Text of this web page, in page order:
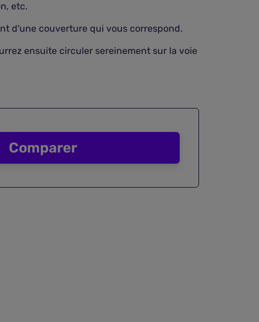
etc.
d'une couverture qui vous correspond.
ensuite circuler sereinement sur la voie
Comparer